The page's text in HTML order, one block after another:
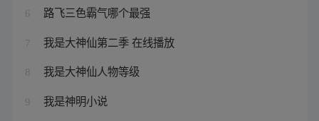
6 路飞三色霸气哪个最强
7 我是大神仙第二季 在线播放
8 我是大神仙人物等级
9 我是神明小说